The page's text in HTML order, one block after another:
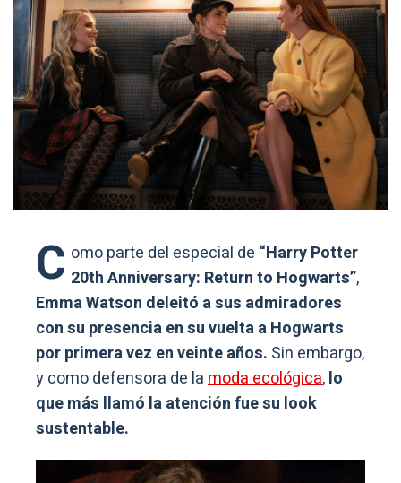
C omo parte del especial de “Harry Potter
20th Anniversary: Return to Hogwarts”,
Emma Watson deleitó a sus admiradores
con su presencia en su vuelta a Hogwarts
por primera vez en veinte años. Sin embargo,
y como defensora de lamoda ecológica,lo
que más llamó la atención fue su look
sustentable.